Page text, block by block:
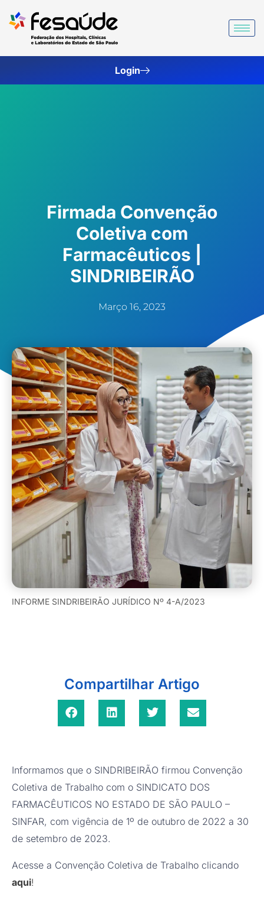
para
Login
Firmada Convenção
Coletiva com
Farmacêuticos |
SINDRIBEIRÃO
Março 16, 2023
INFORME SINDRIBEIRÃO JURÍDICO Nº 4-A/2023
Compartilhar Artigo
Informamos que o SINDRIBEIRÃO firmou Convenção
Coletiva de Trabalho com o SINDICATO DOS
FARMACÊUTICOS NO ESTADO DE SÃO PAULO –
SINFAR, com vigência de 1º de outubro de 2022 a 30
de setembro de 2023.
Acesse a Convenção Coletiva de Trabalho clicando
aqui!